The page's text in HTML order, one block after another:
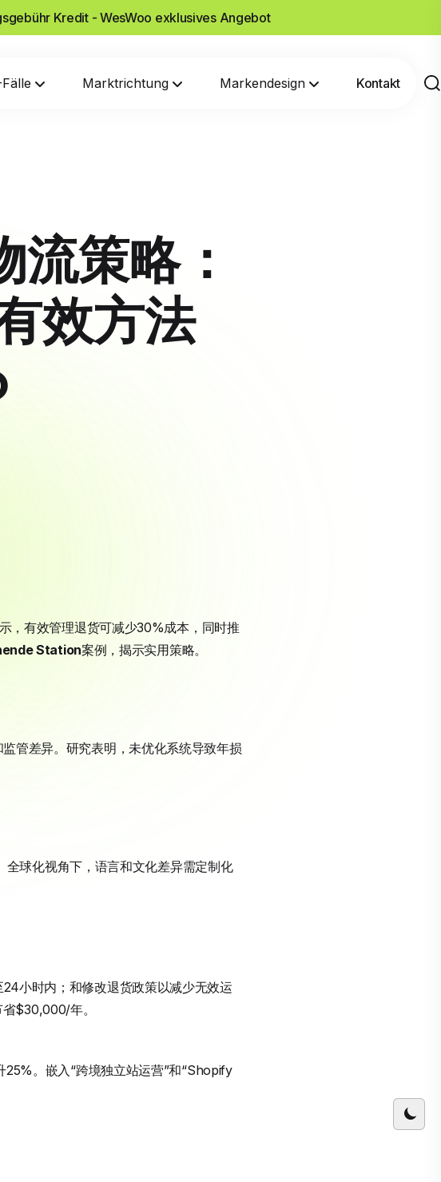
Kredit - WesWoo exklusives Angebot
Marktrichtung Markendesign Kontakt
策略：
效方法
，有效管理退货可减少30%成本，同时推
Station案例，揭示实用策略。
管差异。研究表明，未优化系统导致年损
球化视角下，语言和文化差异需定制化
小时内；和修改退货政策以减少无效运
$30,000/年。
。嵌入“跨境独立站运营”和“Shopify